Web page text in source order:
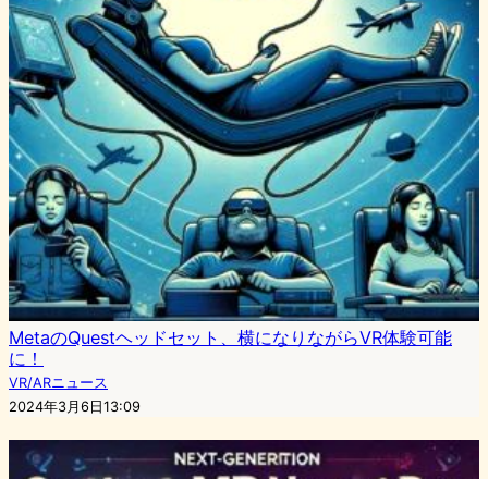
MetaのQuestヘッドセット、横になりながらVR体験可能
に！
VR/ARニュース
2024年3月6日13:09